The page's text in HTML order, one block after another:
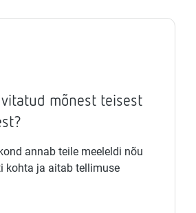
mõnest teisest
annab teile meeleldi nõu
kohta ja aitab tellimuse